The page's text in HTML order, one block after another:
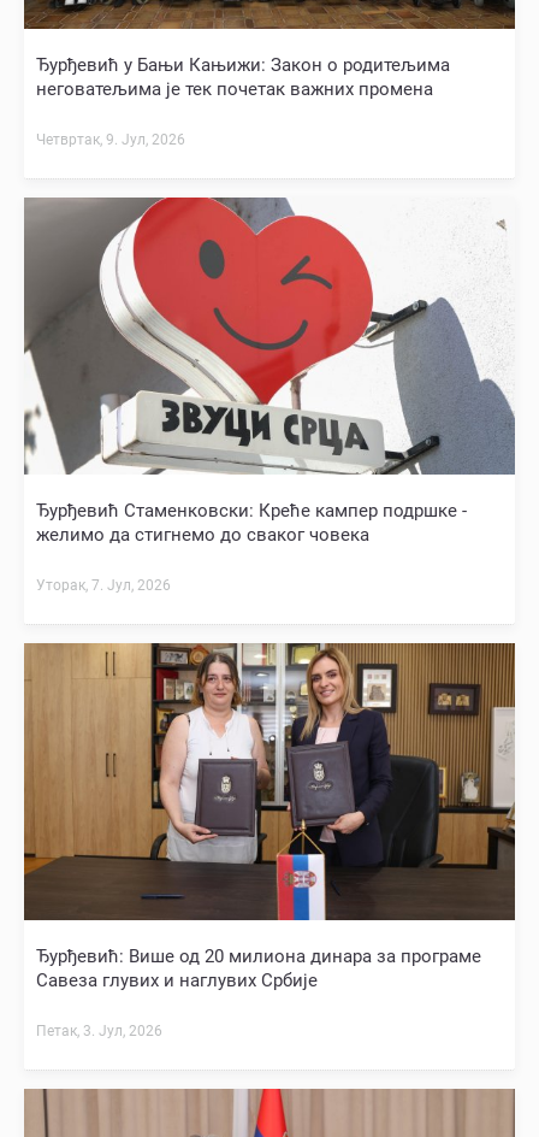
Ђурђевић у Бањи Кањижи: Закон о родитељима
неговатељима је тек почетак важних промена
Четвртак, 9. Јул, 2026
Ђурђевић Стаменковски: Креће кампер подршке -
желимо да стигнемо до сваког човека
Уторак, 7. Јул, 2026
Ђурђевић: Више од 20 милиона динара за програме
Савеза глувих и наглувих Србије
Петак, 3. Јул, 2026